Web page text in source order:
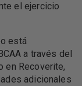
el ejercicio
está
a través del
en Recoverite,
adicionales